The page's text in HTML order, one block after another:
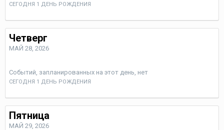
СЕГОДНЯ 1 ДЕНЬ РОЖДЕНИЯ
Четверг
МАЙ 28, 2026
Событий, запланированных на этот день, нет
СЕГОДНЯ 1 ДЕНЬ РОЖДЕНИЯ
Пятница
МАЙ 29, 2026